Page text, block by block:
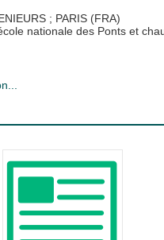
; PARIS (FRA)
nationale des Ponts et